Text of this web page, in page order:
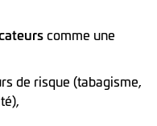
comme une
de risque (tabagisme,